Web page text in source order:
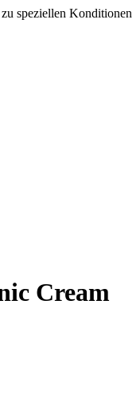
speziellen Konditionen
Cream